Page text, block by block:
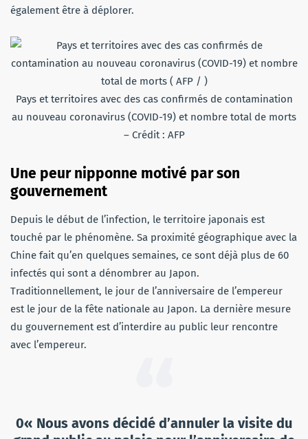
également être à déplorer.
Pays et territoires avec des cas confirmés de contamination
au nouveau coronavirus (COVID-19) et nombre total de morts
– Crédit : AFP
Une peur nipponne motivé par son
gouvernement
Depuis le début de l’infection, le territoire japonais est
touché par le phénomène. Sa proximité géographique avec la
Chine fait qu’en quelques semaines, ce sont déjà plus de 60
infectés qui sont a dénombrer au Japon.
Traditionnellement, le jour de l’anniversaire de l’empereur
est le jour de la fête nationale au Japon. La dernière mesure
du gouvernement est d’interdire au public leur rencontre
avec l’empereur.
0« Nous avons décidé d’annuler la visite du